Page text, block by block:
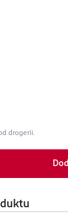
drogerii.